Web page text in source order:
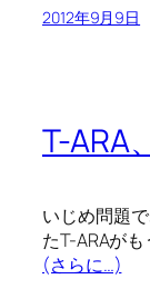
2012年9月9日
T-ARA
いじめ問題
たT-ARAがも
(さらに…)